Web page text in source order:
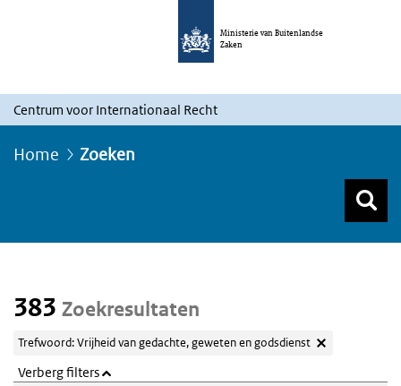
Ministerie van Buitenlandse
Zaken
Centrum voor Internationaal Recht
Home Zoeken
383 Zoekresultaten
Trefwoord: Vrijheid van gedachte, geweten en godsdienst
Verberg filters